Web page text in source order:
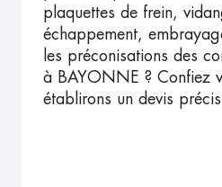
plaquettes de frein,
échappement,
les préconisations des
à BAYONNE ? Confiez
établirons un devis